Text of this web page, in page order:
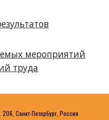
мероприятий
труда
Санкт-Петербург, Россия